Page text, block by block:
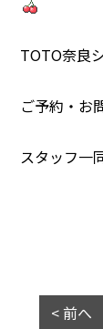
TOTO奈良
ご予約・お
スタッフ一
< 前へ